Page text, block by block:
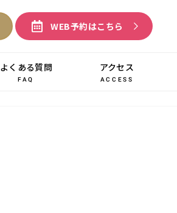
WEB予約はこちら
よくある質問
FAQ
アクセス
ACCESS